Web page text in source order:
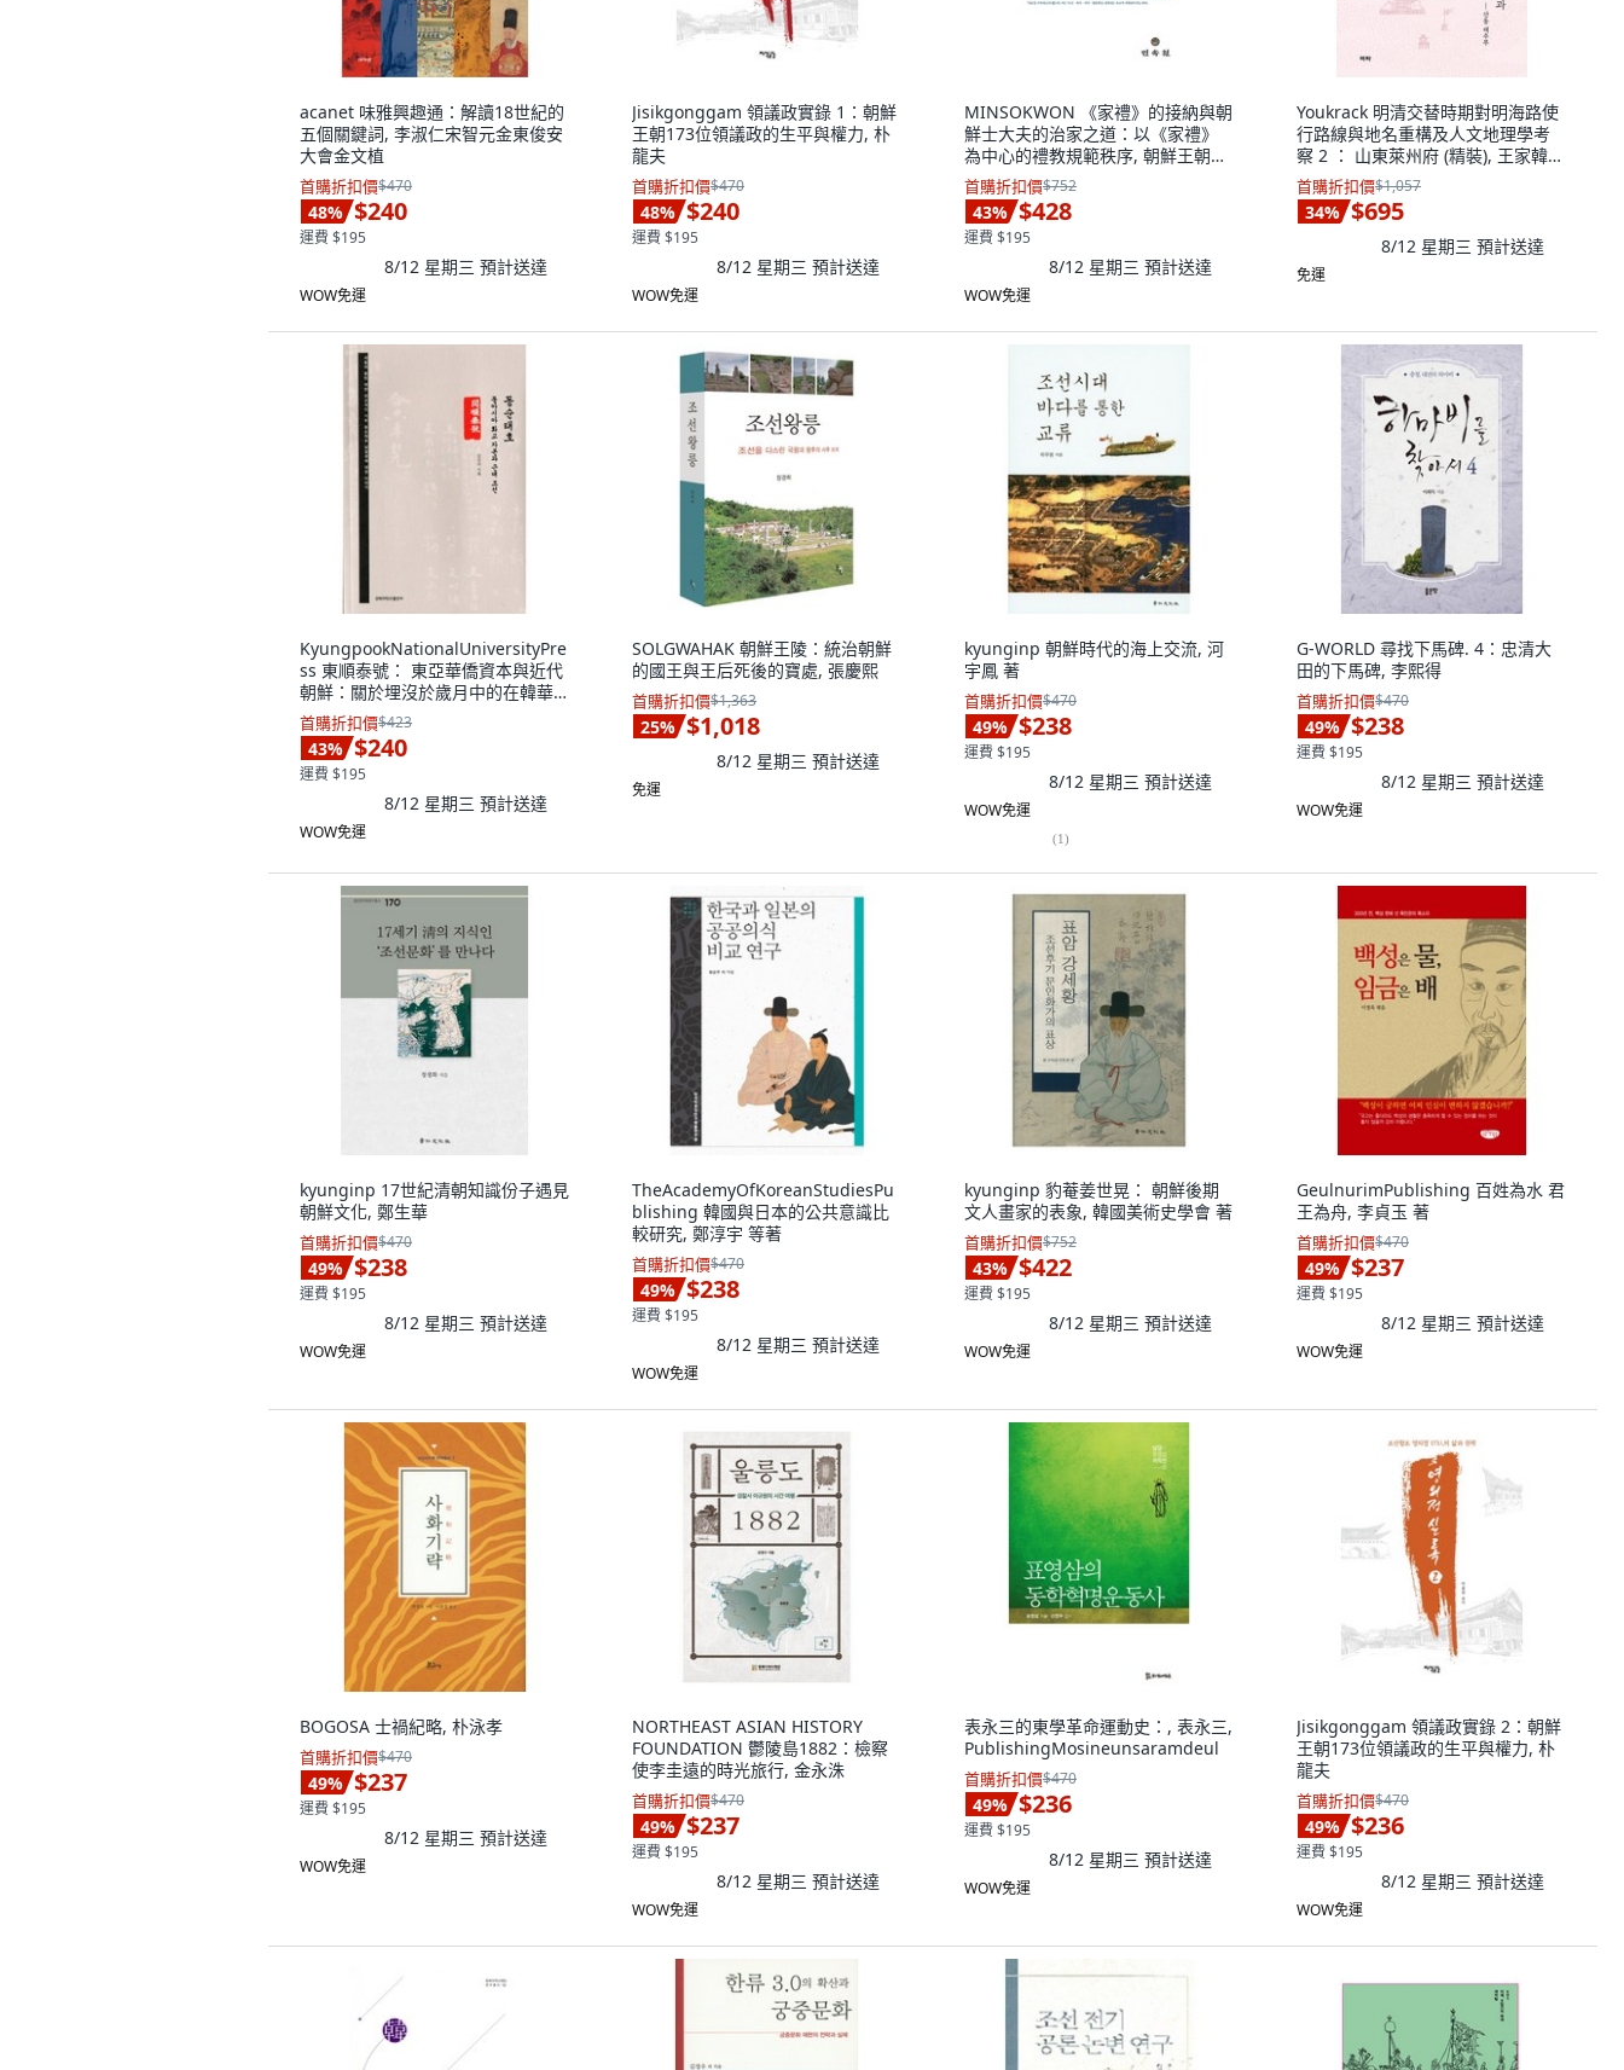
acanet 味雅興趣通：解讀18世紀的
五個關鍵詞, 李淑仁宋智元金東俊安
大會金文植
首購折扣價$470
48% $240
運費 $195
8/12 星期三 預計送達
WOW免運
Jisikgonggam 領議政實錄 1：朝鮮
王朝173位領議政的生平與權力, 朴
龍夫
首購折扣價$470
48% $240
運費 $195
8/12 星期三 預計送達
WOW免運
MINSOKWON 《家禮》的接納與朝
鮮士大夫的治家之道：以《家禮》
為中心的禮教規範秩序, 朝鮮王朝貴
族的禮儀與治家之道, 金美英 (作者),
金美英
首購折扣價$752
43% $428
運費 $195
8/12 星期三 預計送達
WOW免運
Youkrack 明清交替時期對明海路使
行路線與地名重構及人文地理學考
察 2 ： 山東萊州府 (精裝), 王家韓宗
眞唐允熙
首購折扣價$1,057
34% $695
8/12 星期三 預計送達
免運
KyungpookNationalUniversityPre
ss 東順泰號： 東亞華僑資本與近代
朝鮮：關於埋沒於歲月中的在韓華
僑鉅富東順泰號譚葛生的故事, 姜鎭
雅 著
首購折扣價$423
43% $240
運費 $195
8/12 星期三 預計送達
WOW免運
SOLGWAHAK 朝鮮王陵：統治朝鮮
的國王與王后死後的寶處, 張慶熙
首購折扣價$1,363
25% $1,018
8/12 星期三 預計送達
免運
kyunginp 朝鮮時代的海上交流, 河
宇鳳 著
首購折扣價$470
49% $238
運費 $195
8/12 星期三 預計送達
WOW免運
(1)
G-WORLD 尋找下馬碑. 4：忠清大
田的下馬碑, 李熙得
首購折扣價$470
49% $238
運費 $195
8/12 星期三 預計送達
WOW免運
kyunginp 17世紀清朝知識份子遇見
朝鮮文化, 鄭生華
首購折扣價$470
49% $238
運費 $195
8/12 星期三 預計送達
WOW免運
TheAcademyOfKoreanStudiesPu
blishing 韓國與日本的公共意識比
較研究, 鄭淳宇 等著
首購折扣價$470
49% $238
運費 $195
8/12 星期三 預計送達
WOW免運
kyunginp 豹菴姜世晃： 朝鮮後期
文人畫家的表象, 韓國美術史學會 著
首購折扣價$752
43% $422
運費 $195
8/12 星期三 預計送達
WOW免運
GeulnurimPublishing 百姓為水 君
王為舟, 李貞玉 著
首購折扣價$470
49% $237
運費 $195
8/12 星期三 預計送達
WOW免運
BOGOSA 士禍紀略, 朴泳孝
首購折扣價$470
49% $237
運費 $195
8/12 星期三 預計送達
WOW免運
NORTHEAST ASIAN HISTORY
FOUNDATION 鬱陵島1882：檢察
使李圭遠的時光旅行, 金永洙
首購折扣價$470
49% $237
運費 $195
8/12 星期三 預計送達
WOW免運
表永三的東學革命運動史：, 表永三,
PublishingMosineunsaramdeul
首購折扣價$470
49% $236
運費 $195
8/12 星期三 預計送達
WOW免運
Jisikgonggam 領議政實錄 2：朝鮮
王朝173位領議政的生平與權力, 朴
龍夫
首購折扣價$470
49% $236
運費 $195
8/12 星期三 預計送達
WOW免運